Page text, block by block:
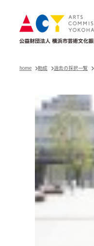
home 助成 過去の採択一覧